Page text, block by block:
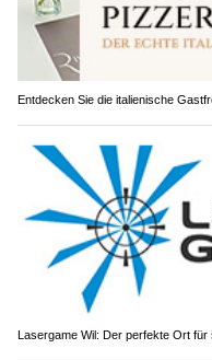
Entdecken Sie die italienische
Lasergame Wil: Der perfekte Ort für